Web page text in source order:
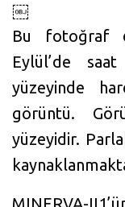
￼
Bu fotoğraf
Eylül’de
yüzeyinde
görüntü.
yüzeyidir.